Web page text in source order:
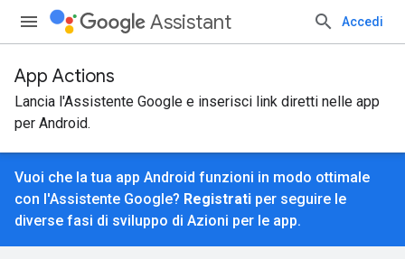
Assistant Accedi
App Actions
Lancia l'Assistente Google e inserisci link diretti nelle app
per Android.
Vuoi che la tua app Android funzioni in modo ottimale
con l'Assistente Google? Registrati per seguire le
diverse fasi di sviluppo di Azioni per le app.